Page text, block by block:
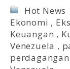
Hot News
Ekonomi ,
Keuangan ,
Venezuela ,